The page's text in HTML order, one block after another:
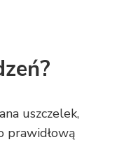
uszczelek,
prawidłową